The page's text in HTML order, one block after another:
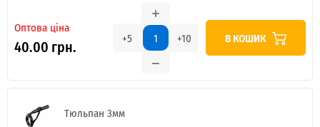
Оптова ціна
40.00 грн. +5 +10 В КОШИК
Тюльпан 3мм